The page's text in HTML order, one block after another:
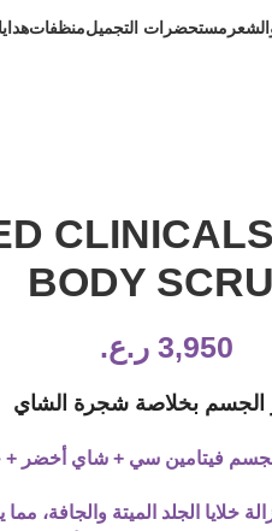
مستحضرات التجميلمنظفات
BODY
3,950 ر.ع.
بخلاصة شجرة الشاي
فيتامين سي + شاي أخضر +
خلايا الجلد الميتة والجافة،